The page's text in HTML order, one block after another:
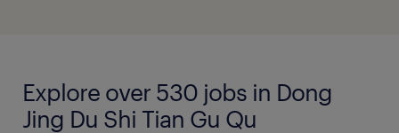
Explore over 530 jobs in Dong
Jing Du Shi Tian Gu Qu